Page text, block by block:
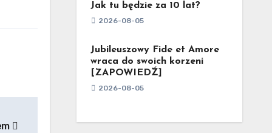
Jak tu będzie za 10 lat?
2026-08-05
Jubileuszowy Fide et Amore
wraca do swoich korzeni
[ZAPOWIEDŹ]
2026-08-05